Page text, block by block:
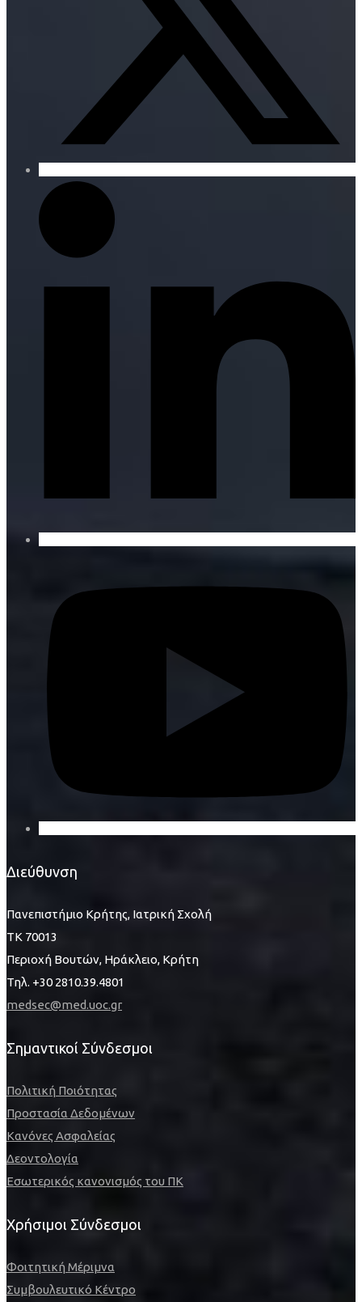
Διεύθυνση
Πανεπιστήμιο Κρήτης, Ιατρική Σχολή
ΤΚ 70013
Περιοχή Βουτών, Ηράκλειο, Κρήτη
Τηλ. +30 2810.39.4801
medsec@med.uoc.gr
Σημαντικοί Σύνδεσμοι
Πολιτική Ποιότητας
Προστασία Δεδομένων
Κανόνες Ασφαλείας
Δεοντολογία
Εσωτερικός κανονισμός του ΠΚ
Χρήσιμοι Σύνδεσμοι
Φοιτητική Μέριμνα
Συμβουλευτικό Κέντρο